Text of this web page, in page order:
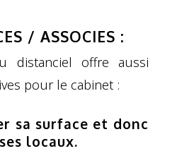
/ ASSOCIES :
distanciel offre aussi
pour le cabinet :
sa surface et donc
locaux.